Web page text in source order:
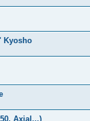
Kyosho
Axial...)